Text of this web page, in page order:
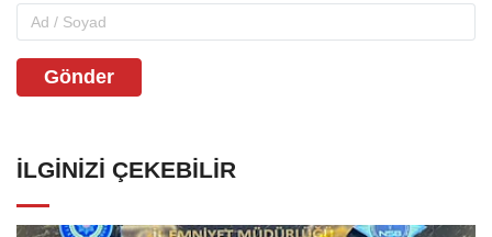
Gönder
İLGINIZI ÇEKEBILIR